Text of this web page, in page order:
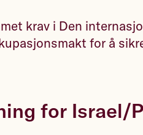
krav i Den
for å
for Israel/